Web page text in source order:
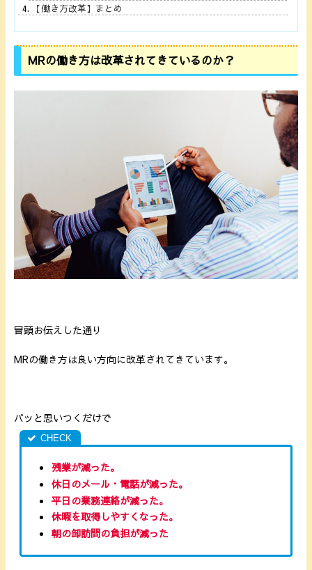
【働き方改革】まとめ
MRの働き方は改革されてきているのか？
冒頭お伝えした通り
MRの働き方は良い方向に改革されてきています。
パッと思いつくだけで
残業が減った。
休日のメール・電話が減った。
平日の業務連絡が減った。
休暇を取得しやすくなった。
朝の卸訪問の負担が減った